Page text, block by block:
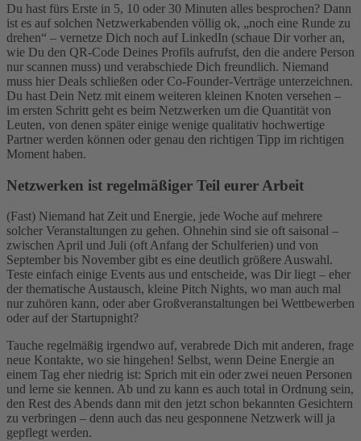
Du hast fürs Erste in 5, 10 oder 30 Minuten alles besprochen? Dann
ist es auf solchen Netzwerkabenden völlig ok, „noch eine Runde zu
drehen“ – vernetze Dich noch auf LinkedIn (schaue Dir vorher an,
wie Du den QR-Code Deines Profils aufrufst, den die andere Person
nur scannen muss) und verabschiede Dich freundlich. Niemand
muss hier Deals schließen oder Co-Founder-Verträge unterzeichnen.
Du hast Dein Netz mit einem weiteren kleinen Knoten versehen –
im ersten Schritt geht es beim Netzwerken um die Quantität von
Leuten, von denen später einige wenige qualitativ hochwertige
Partner werden können oder genau den richtigen Tipp im richtigen
Moment haben.
Netzwerken ist regelmäßiger Teil eurer Arbeit
(Fast) Niemand hat Zeit und Energie, jede Woche auf mehrere
solcher Veranstaltungen zu gehen. Ohnehin sind sie oft saisonal –
zwischen April und Juli (oft Anfang der Schulferien) und von
September bis November gibt es eine deutlich größere Auswahl.
Teste einfach einige Events aus und entscheide, was Dir liegt – eher
der thematische Austausch, kleine Pitch Nights, wo man auch mal
nur zuhören kann, oder aber Großveranstaltungen bei Wettbewerben
oder auf der Startupnight?
Tauche regelmäßig irgendwo auf, verabrede Dich mit anderen, frage
neue Kontakte, wo sie hingehen! Selbst, wenn Deine Energie an
einem Tag eher niedrig ist: Sprich mit ein oder zwei neuen Personen
und lerne sie kennen. Ab und zu kann es auch total in Ordnung sein,
den Rest des Abends dann mit den jetzt schon bekannten Gesichtern
zu verbringen – denn auch das neu gesponnene Netzwerk will ja
gepflegt werden.